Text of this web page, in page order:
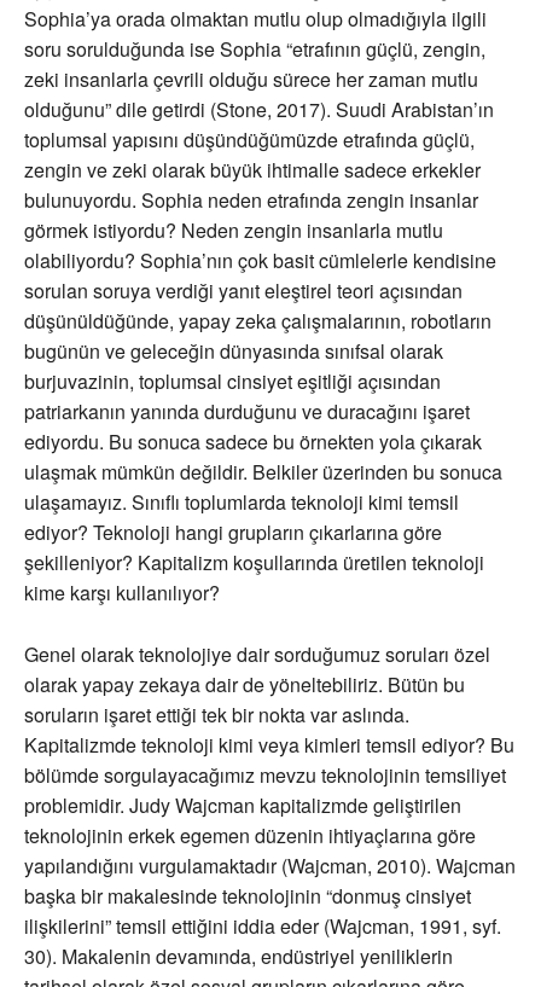
Sophia’ya orada olmaktan mutlu olup olmadığıyla ilgili
soru sorulduğunda ise Sophia “etrafının güçlü, zengin,
zeki insanlarla çevrili olduğu sürece her zaman mutlu
olduğunu” dile getirdi (Stone, 2017). Suudi Arabistan’ın
toplumsal yapısını düşündüğümüzde etrafında güçlü,
zengin ve zeki olarak büyük ihtimalle sadece erkekler
bulunuyordu. Sophia neden etrafında zengin insanlar
görmek istiyordu? Neden zengin insanlarla mutlu
olabiliyordu? Sophia’nın çok basit cümlelerle kendisine
sorulan soruya verdiği yanıt eleştirel teori açısından
düşünüldüğünde, yapay zeka çalışmalarının, robotların
bugünün ve geleceğin dünyasında sınıfsal olarak
burjuvazinin, toplumsal cinsiyet eşitliği açısından
patriarkanın yanında durduğunu ve duracağını işaret
ediyordu. Bu sonuca sadece bu örnekten yola çıkarak
ulaşmak mümkün değildir. Belkiler üzerinden bu sonuca
ulaşamayız. Sınıflı toplumlarda teknoloji kimi temsil
ediyor? Teknoloji hangi grupların çıkarlarına göre
şekilleniyor? Kapitalizm koşullarında üretilen teknoloji
kime karşı kullanılıyor?
Genel olarak teknolojiye dair sorduğumuz soruları özel
olarak yapay zekaya dair de yöneltebiliriz. Bütün bu
soruların işaret ettiği tek bir nokta var aslında.
Kapitalizmde teknoloji kimi veya kimleri temsil ediyor? Bu
bölümde sorgulayacağımız mevzu teknolojinin temsiliyet
problemidir. Judy Wajcman kapitalizmde geliştirilen
teknolojinin erkek egemen düzenin ihtiyaçlarına göre
yapılandığını vurgulamaktadır (Wajcman, 2010). Wajcman
başka bir makalesinde teknolojinin “donmuş cinsiyet
ilişkilerini” temsil ettiğini iddia eder (Wajcman, 1991, syf.
30). Makalenin devamında, endüstriyel yeniliklerin